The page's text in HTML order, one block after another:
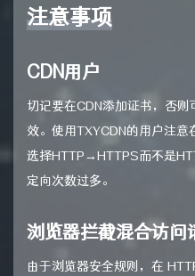
注意事项
CDN用户
切记要在CDN添加证书，否
效。使用TXYCDN的用户注
选择HTTP→HTTPS而不是
定向次数过多。
浏览器拦截混合访问
由于浏览器安全规则，在